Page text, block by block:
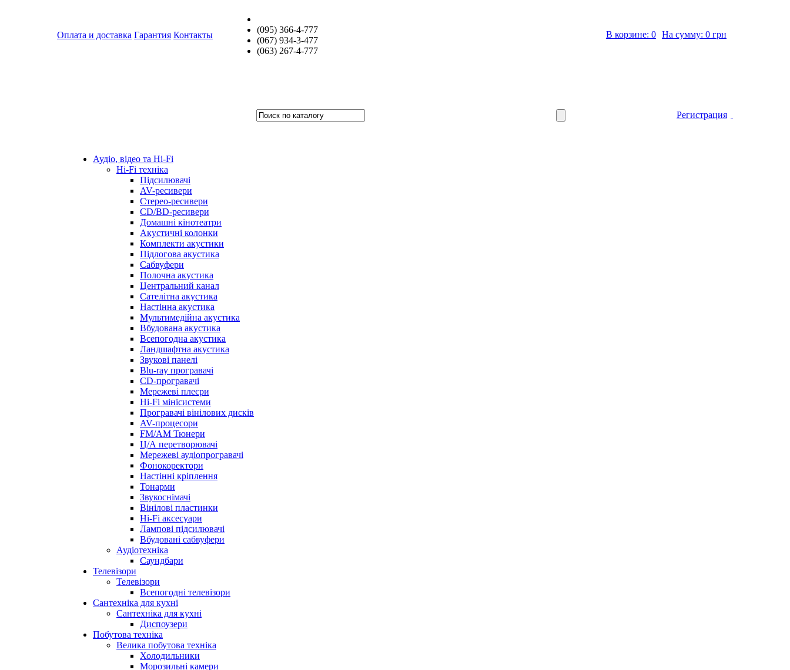
Оплата и доставка Гарантия Контакты
(095) 366-4-777
(067) 934-3-477
(063) 267-4-777
В корзине: 0 На сумму: 0 грн
Регистрация
Аудіо, відео та Hi-Fi
Hi-Fi техніка
Підсилювачі
AV-ресивери
Стерео-ресивери
CD/BD-ресивери
Домашні кінотеатри
Акустичні колонки
Комплекти акустики
Підлогова акустика
Сабвуфери
Полочна акустика
Центральний канал
Сателітна акустика
Настінна акустика
Мультимедійна акустика
Вбудована акустика
Всепогодна акустика
Ландшафтна акустика
Звукові панелі
Blu-ray програвачі
CD-програвачі
Мережеві плеєри
Hi-Fi мінісистеми
Програвачі вінілових дисків
AV-процесори
FM/AM Тюнери
Ц/А перетворювачі
Мережеві аудіопрогравачі
Фонокоректори
Настінні кріплення
Тонарми
Звукоснімачі
Вінілові пластинки
Hi-Fi аксесуари
Лампові підсилювачі
Вбудовані сабвуфери
Аудіотехніка
Саундбари
Телевізори
Телевізори
Всепогодні телевізори
Сантехніка для кухні
Сантехніка для кухні
Диспоузери
Побутова техніка
Велика побутова техніка
Холодильники
Морозильні камери